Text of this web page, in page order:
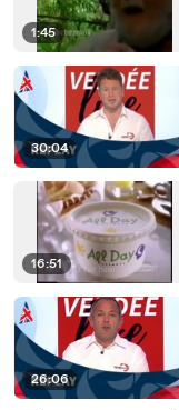
1:45
30:04
16:51
26:06